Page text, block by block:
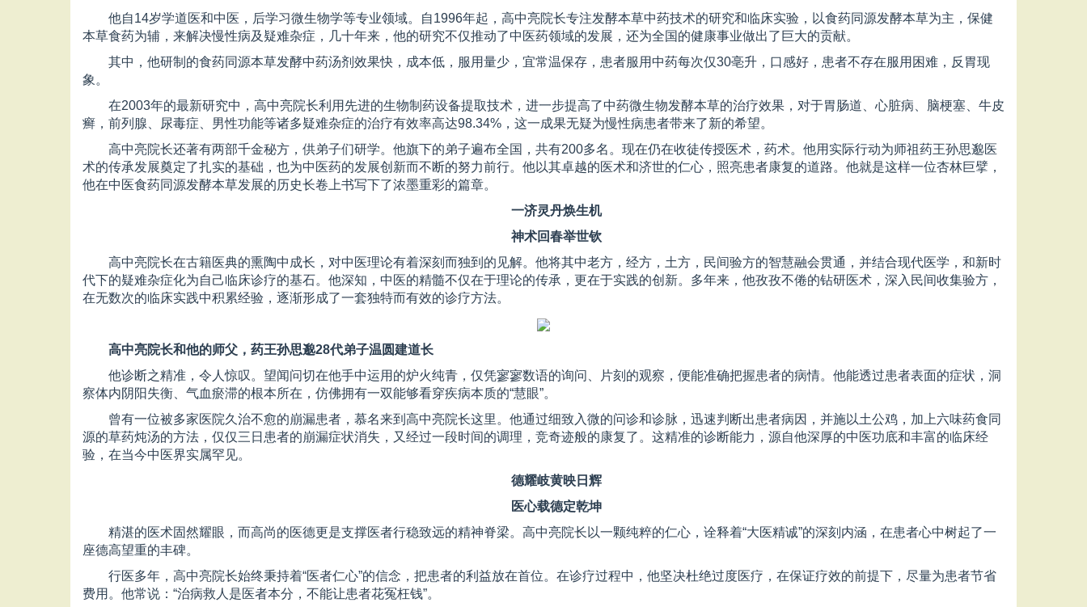
他自14岁学道医和中医，后学习微生物学等专业领域。自1996年起，高中亮院长专注发酵本草中药技术的研究和临床实验，以食药同源发酵本草为主，保健
本草食药为辅，来解决慢性病及疑难杂症，几十年来，他的研究不仅推动了中医药领域的发展，还为全国的健康事业做出了巨大的贡献。
其中，他研制的食药同源本草发酵中药汤剂效果快，成本低，服用量少，宜常温保存，患者服用中药每次仅30亳升，口感好，患者不存在服用困难，反胃现
象。
在2003年的最新研究中，高中亮院长利用先进的生物制药设备提取技术，进一步提高了中药微生物发酵本草的治疗效果，对于胃肠道、心脏病、脑梗塞、牛皮
癣，前列腺、尿毒症、男性功能等诸多疑难杂症的治疗有效率高达98.34%，这一成果无疑为慢性病患者带来了新的希望。
高中亮院长还著有两部千金秘方，供弟子们研学。他旗下的弟子遍布全国，共有200多名。现在仍在收徒传授医术，药术。他用实际行动为师祖药王孙思邈医
术的传承发展奠定了扎实的基础，也为中医药的发展创新而不断的努力前行。他以其卓越的医术和济世的仁心，照亮患者康复的道路。他就是这样一位杏林巨擘，
他在中医食药同源发酵本草发展的历史长卷上书写下了浓墨重彩的篇章。
一济灵丹焕生机
神术回春举世钦
高中亮院长在古籍医典的熏陶中成长，对中医理论有着深刻而独到的见解。他将其中老方，经方，土方，民间验方的智慧融会贯通，并结合现代医学，和新时
代下的疑难杂症化为自己临床诊疗的基石。他深知，中医的精髓不仅在于理论的传承，更在于实践的创新。多年来，他孜孜不倦的钻研医术，深入民间收集验方，
在无数次的临床实践中积累经验，逐渐形成了一套独特而有效的诊疗方法。
高中亮院长和他的师父，药王孙思邈28代弟子温圆建道长
他诊断之精准，令人惊叹。望闻问切在他手中运用的炉火纯青，仅凭寥寥数语的询问、片刻的观察，便能准确把握患者的病情。他能透过患者表面的症状，洞
察体内阴阳失衡、气血瘀滞的根本所在，仿佛拥有一双能够看穿疾病本质的“慧眼”。
曾有一位被多家医院久治不愈的崩漏患者，慕名来到高中亮院长这里。他通过细致入微的问诊和诊脉，迅速判断出患者病因，并施以土公鸡，加上六味药食同
源的草药炖汤的方法，仅仅三日患者的崩漏症状消失，又经过一段时间的调理，竞奇迹般的康复了。这精准的诊断能力，源自他深厚的中医功底和丰富的临床经
验，在当今中医界实属罕见。
德耀岐黄映日辉
医心载德定乾坤
精湛的医术固然耀眼，而高尚的医德更是支撑医者行稳致远的精神脊梁。高中亮院长以一颗纯粹的仁心，诠释着“大医精诚”的深刻内涵，在患者心中树起了一
座德高望重的丰碑。
行医多年，高中亮院长始终秉持着“医者仁心”的信念，把患者的利益放在首位。在诊疗过程中，他坚决杜绝过度医疗，在保证疗效的前提下，尽量为患者节省
费用。他常说：“治病救人是医者本分，不能让患者花冤枉钱”。